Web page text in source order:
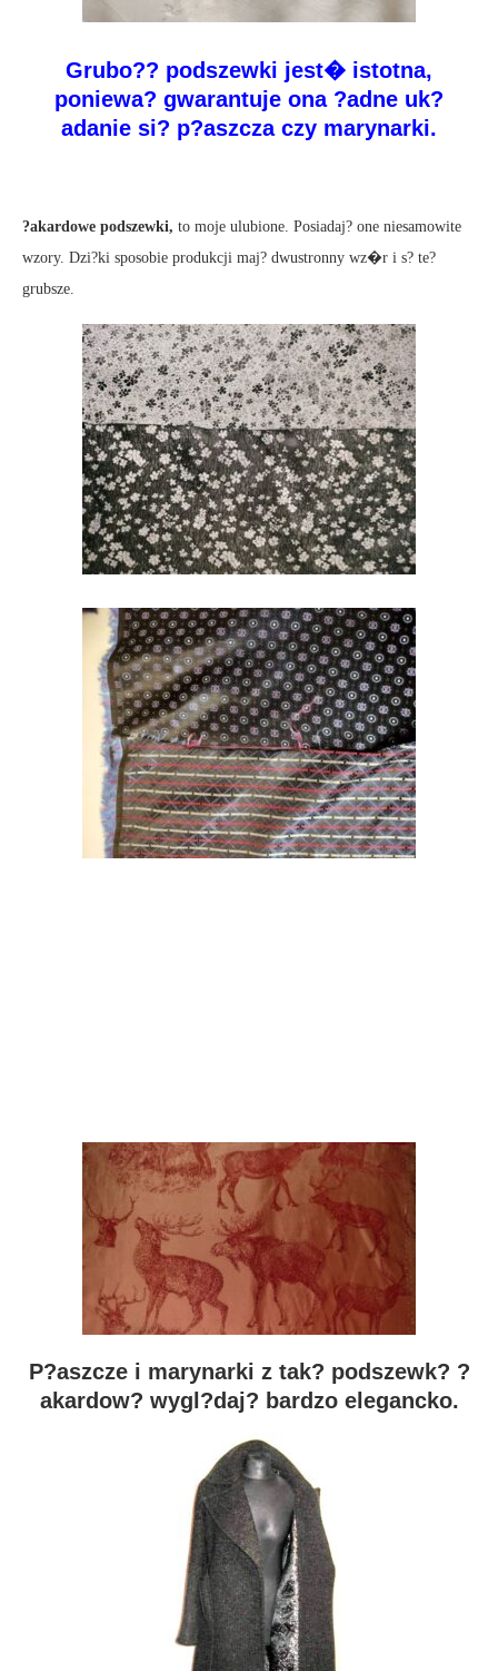
Grubo?? podszewki jest� istotna,
poniewa? gwarantuje ona ?adne uk?
adanie si? p?aszcza czy marynarki.
?akardowe podszewki, to moje ulubione. Posiadaj? one niesamowite
wzory. Dzi?ki sposobie produkcji maj? dwustronny wz�r i s? te?
grubsze.
P?aszcze i marynarki z tak? podszewk? ?
akardow? wygl?daj? bardzo elegancko.